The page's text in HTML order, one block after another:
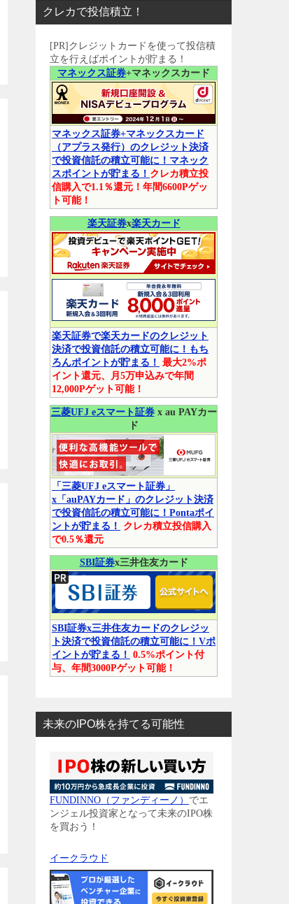
クレカで投信積立！
[PR]クレジットカードを使って投信積
立を行えばポイントが貯まる！
マネックス証券+マネックスカード
マネックス証券+マネックスカード
（アプラス発行）のクレジット決済
で投資信託の積立可能に！マネック
スポイントが貯まる！ クレカ積立投
信購入で1.1％還元！年間6600Pゲッ
ト可能！
楽天証券x楽天カード
楽天証券で楽天カードのクレジット
決済で投資信託の積立可能に！もち
ろんポイントが貯まる！ 最大2%ポ
イント還元、月5万申込みで年間
12,000Pゲット可能！
三菱UFJ eスマート証券x au PAYカー
ド
「三菱UFJ eスマート証券」
x「auPAYカード」のクレジット決済
で投資信託の積立可能に！Pontaポイ
ントが貯まる！
クレカ積立投信購入
で0.5％還元
SBI証券x三井住友カード
SBI証券x三井住友カードのクレジッ
ト決済で投資信託の積立可能に！Vポ
イントが貯まる！ 0.5%ポイント付
与、年間3000Pゲット可能！
未来のIPO株を持てる可能性
FUNDINNO（ファンディーノ） でエ
ンジェル投資家となって未来のIPO株
を買おう！
イークラウド